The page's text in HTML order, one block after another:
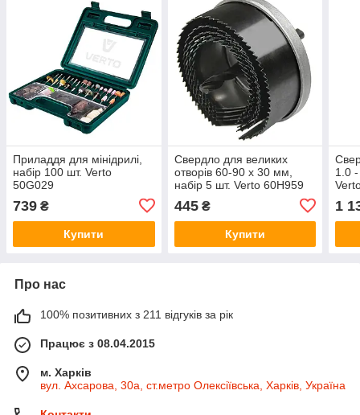
Приладдя для мінідрилі,
набір 100 шт. Verto
50G029
739 ₴
Купити
Свердло для великих
отворів 60-90 x 30 мм,
набір 5 шт. Verto 60H959
445₴
Купити
1.0
1
Про нас
100% позитивних з 211 відгуків за рік
Працює з 08.04.2015
м. Харків
вул. Ахсарова, 30а, ст.метро Олексіївська, Харків, Україна